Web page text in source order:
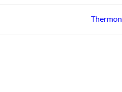
Thermon